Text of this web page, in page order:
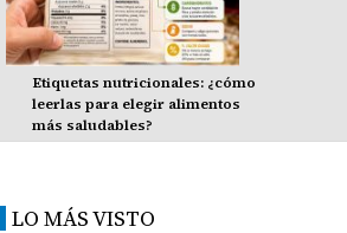
Etiquetas nutricionales: ¿cómo
leerlas para elegir alimentos
más saludables?
LO MÁS VISTO